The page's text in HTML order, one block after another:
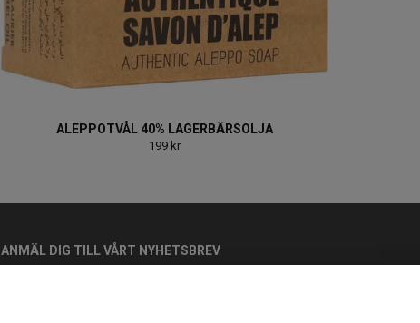
ALEPPOTVÅL 40% LAGERBÄRSOLJA
199 kr
ANMÄL DIG TILL VÅRT NYHETSBREV